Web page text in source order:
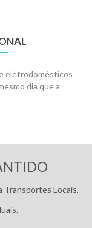
eletrodomésticos
dia que a
Transportes Locais,